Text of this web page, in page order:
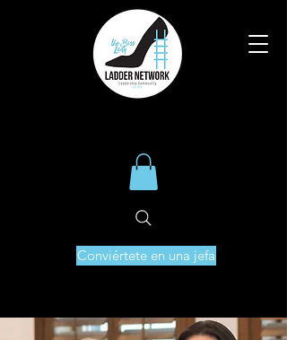
Conviértete en una jefa